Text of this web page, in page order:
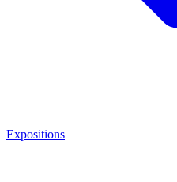
Expositions